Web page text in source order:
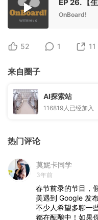
OnBoard!
52 1 11
来自圈子
AI探索站
116819 人已经加入
热门评论
莫妮卡同学
3年前
春节前录的节目，
美遇到 Google 发
不少人希望多聊一
都在酝酿中！如果